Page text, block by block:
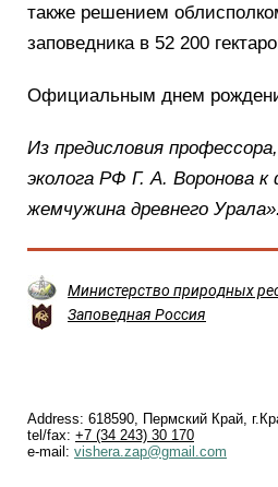
также решением
заповедника в 52 200
Официальным днем
Из предисловия
эколога РФ Г. А. Воронова
жемчужина древнего
Министерство природных
Заповедная Россия
Address: 618590, Пермский Край,
tel/fax: +7 (34 243) 30 170
e-mail: vishera.zap@gmail.com